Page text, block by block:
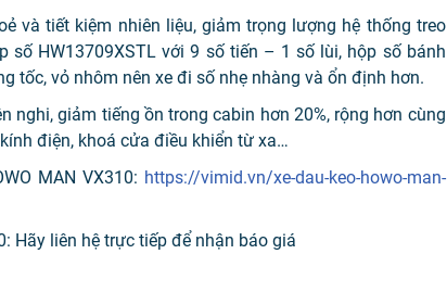
và tiết kiệm nhiên liệu, giảm trọng lượng hệ thống treo
số HW13709XSTL với 9 số tiến – 1 số lùi, hộp số bánh
tốc, vỏ nhôm nên xe đi số nhẹ nhàng và ổn định hơn.
nghi, giảm tiếng ồn trong cabin hơn 20%, rộng hơn cùng
điện, khoá cửa điều khiển từ xa…
MAN VX310: https://vimid.vn/xe-dau-keo-howo-man-
Hãy liên hệ trực tiếp để nhận báo giá